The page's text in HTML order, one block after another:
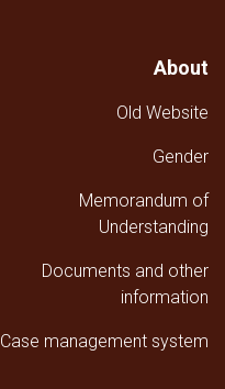
About
Old Website
Gender
Memorandum of
Understanding
Documents and other
information
Case management system